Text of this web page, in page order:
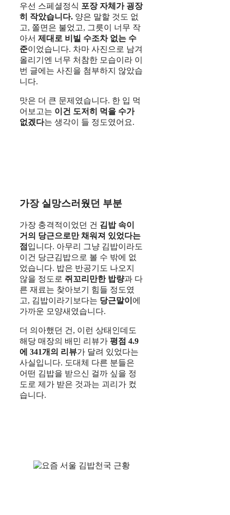
우선 스페셜정식 포장 자체가 굉장
히 작았습니다. 양은 말할 것도 없
고, 쫄면은 불었고, 그릇이 너무 작
아서 제대로 비빌 수조차 없는 수
준이었습니다. 차마 사진으로 남겨
올리기엔 너무 처참한 모습이라 이
번 글에는 사진을 첨부하지 않았습
니다.
맛은 더 큰 문제였습니다. 한 입 먹
어보고는 이건 도저히 먹을 수가
없겠다는 생각이 들 정도였어요.
가장 실망스러웠던 부분
가장 충격적이었던 건 김밥 속이
거의 당근으로만 채워져 있었다는
점 입니다. 아무리 그냥 김밥이라도
이건 당근김밥으로 볼 수 밖에 없
었습니다. 밥은 반공기도 나오지
않을 정도로 쥐꼬리만한 밥량과 다
른 재료는 찾아보기 힘들 정도였
고, 김밥이라기보다는 당근말이 에
가까운 모양새였습니다.
더 의아했던 건, 이런 상태인데도
해당 매장의 배민 리뷰가 평점 4.9
에 341개의 리뷰가 달려 있었다는
사실입니다. 도대체 다른 분들은
어떤 김밥을 받으신 걸까 싶을 정
도로 제가 받은 것과는 괴리가 컸
습니다.